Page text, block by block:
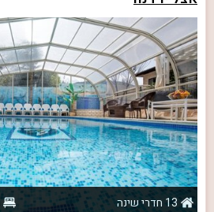
13 חדרי שינה